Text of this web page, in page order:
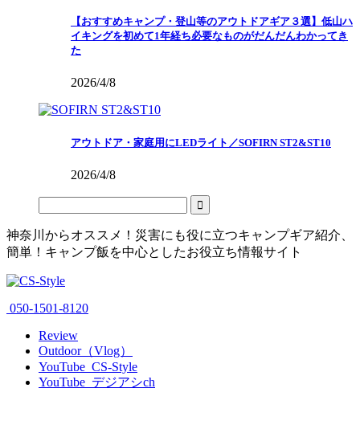
【おすすめキャンプ・登山等のアウトドアギア３選】低山ハ
イキングを初めて1年経ち必要なものがだんだんわかってき
た
2026/4/8
アウトドア・家庭用にLEDライト／SOFIRN ST2&ST10
2026/4/8
神奈川からオススメ！災害にも役に立つキャンプギア紹介、
簡単！キャンプ飯を中心としたお役立ち情報サイト
050-1501-8120
Review
Outdoor（Vlog）
YouTube_CS-Style
YouTube_デジアシch